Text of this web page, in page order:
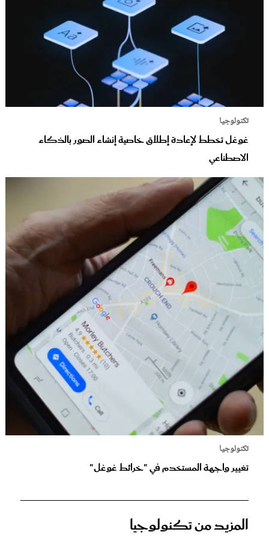
تكنولوجيا
غوغل تخطط لإعادة إطلاق خاصية إنشاء الصور بالذكاء
الاصطناعي
تكنولوجيا
تغيير واجهة المستخدم في "خرائط غوغل"
المزيد من تكنولوجيا